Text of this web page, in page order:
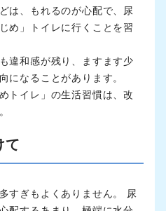
は、もれるのが心配で、尿
め」トイレに行くことを習
違和感が残り、ますます少
になることがあります。
トイレ」の生活習慣は、改
て
すぎもよくありません。 尿